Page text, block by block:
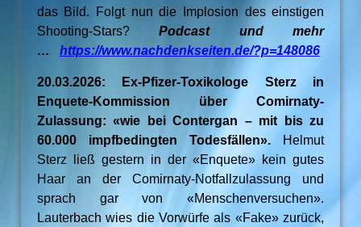
das Bild. Folgt nun die Implosion des einstigen
Shooting-Stars?Podcast und mehr
… https://www.nachdenkseiten.de/?p=148086
20.03.2026: Ex-Pfizer-Toxikologe Sterz in
Enquete-Kommission über Comirnaty-
Zulassung: «wie bei Contergan – mit bis zu
60.000 impfbedingten Todesfällen». Helmut
Sterz ließ gestern in der «Enquete» kein gutes
Haar an der Comirnaty-Notfallzulassung und
sprach gar von «Menschenversuchen».
Lauterbach wies die Vorwürfe als «Fake» zurück,